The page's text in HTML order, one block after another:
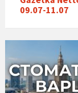
09.07-11.07